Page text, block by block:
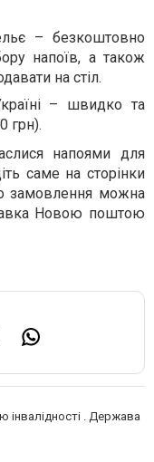
– безкоштовно
напоїв, а також
на стіл.
– швидко та
грн).
напоями для
саме на сторінки
замовлення можна
Новою поштою
інвалідності . Держава